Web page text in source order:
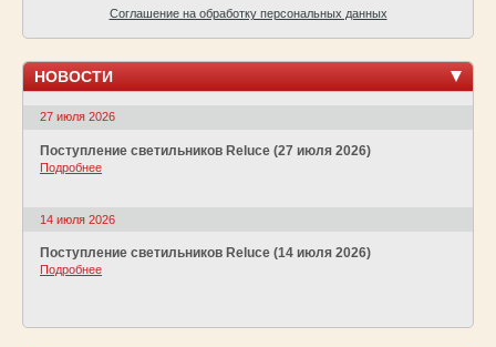
Соглашение на обработку персональных данных
НОВОСТИ
27 июля 2026
Поступление светильников Reluce (27 июля 2026)
Подробнее
14 июля 2026
Поступление светильников Reluce (14 июля 2026)
Подробнее